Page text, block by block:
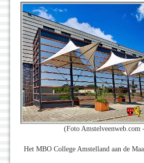
(Foto Amstelveenweb.com
Het MBO College Amstelland aan de